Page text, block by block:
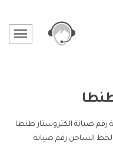
رقم صيانة الكتروستار طنطا
الساخن رقم صيانة